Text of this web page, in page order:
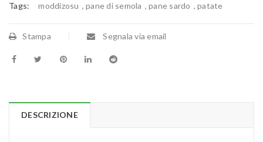
Tags: moddizosu , pane di semola , pane sardo , patate
Stampa Segnala via email
DESCRIZIONE